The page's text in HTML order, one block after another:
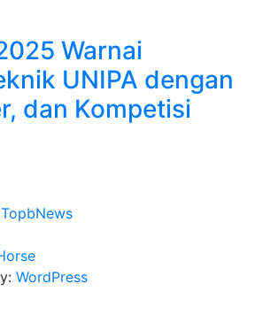
Warnai
UNIPA dengan
dan Kompetisi
TopbNews
WordPress